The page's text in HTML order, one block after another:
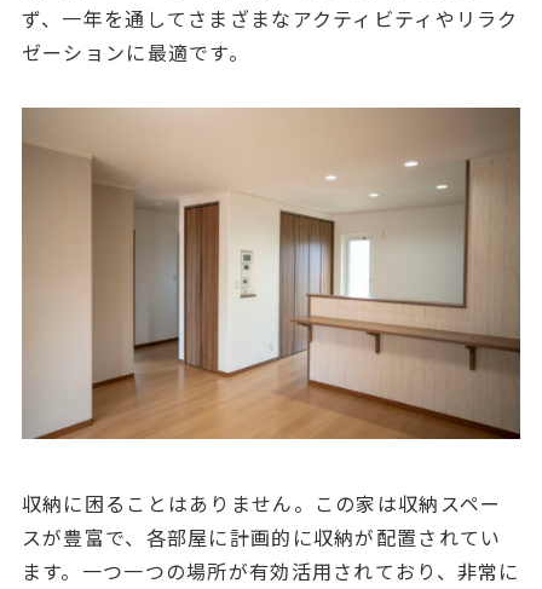
ず、一年を通してさまざまなアクティビティやリラク
ゼーションに最適です。
収納に困ることはありません。この家は収納スペー
スが豊富で、各部屋に計画的に収納が配置されてい
ます。一つ一つの場所が有効活用されており、非常に